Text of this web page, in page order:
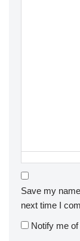
Save my
next time I
Notify me